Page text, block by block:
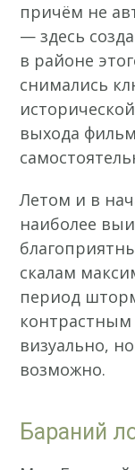
причём не
— здесь
в районе
снимались
выхода
Летом и в
наиболее
скалам
период
визуально,
возможно.
Бараний